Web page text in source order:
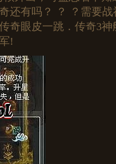
还有吗？ ？ ？需要
奇眼皮一跳．传奇3
!